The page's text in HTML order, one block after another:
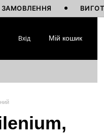
Вхід Мій кошик